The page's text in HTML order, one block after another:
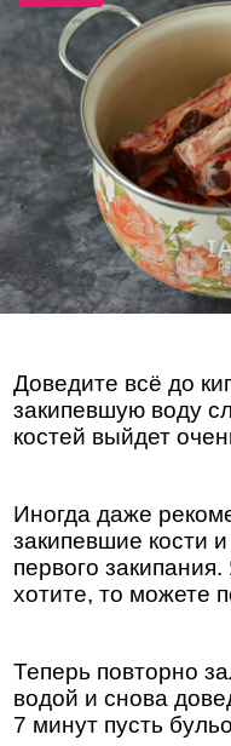
Доведите всё до
закипевшую воду
костей выйдет
Иногда даже
закипевшие кости
первого
хотите, то можете
Теперь повторно
водой и снова
7 минут пусть